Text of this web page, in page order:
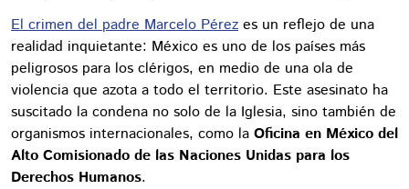
El crimen del padre Marcelo Pérez es un reflejo de una
realidad inquietante: México es uno de los países más
peligrosos para los clérigos, en medio de una ola de
violencia que azota a todo el territorio. Este asesinato ha
suscitado la condena no solo de la Iglesia, sino también de
organismos internacionales, como la Oficina en México del
Alto Comisionado de las Naciones Unidas para los
Derechos Humanos.